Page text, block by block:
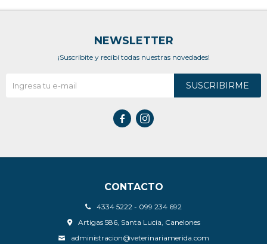
CONTACTO
4334 5222 - 099 234 692
Artigas 586, Santa Lucia, Canelones
administracion@veterinariamerida.com
NEWSLETTER
¡Suscribite y recibí todas nuestras novedades!
SUSCRIBIRME
 